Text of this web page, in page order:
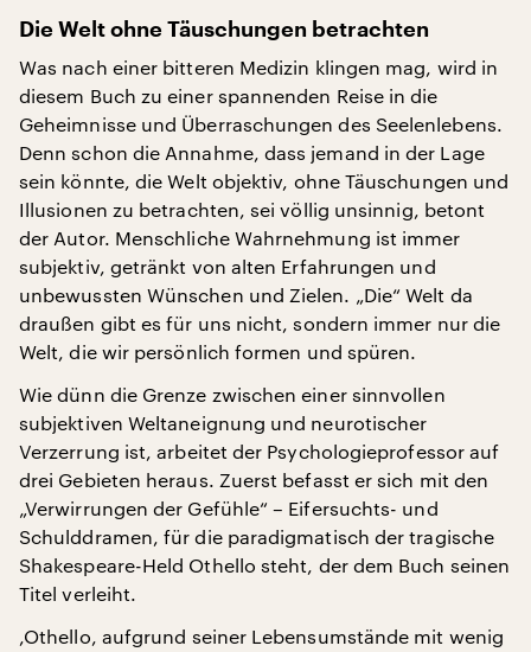
Die Welt ohne Täuschungen betrachten
Was nach einer bitteren Medizin klingen mag, wird in
diesem Buch zu einer spannenden Reise in die
Geheimnisse und Überraschungen des Seelenlebens.
Denn schon die Annahme, dass jemand in der Lage
sein könnte, die Welt objektiv, ohne Täuschungen und
Illusionen zu betrachten, sei völlig unsinnig, betont
der Autor. Menschliche Wahrnehmung ist immer
subjektiv, getränkt von alten Erfahrungen und
unbewussten Wünschen und Zielen. „Die“ Welt da
draußen gibt es für uns nicht, sondern immer nur die
Welt, die wir persönlich formen und spüren.
Wie dünn die Grenze zwischen einer sinnvollen
subjektiven Weltaneignung und neurotischer
Verzerrung ist, arbeitet der Psychologieprofessor auf
drei Gebieten heraus. Zuerst befasst er sich mit den
„Verwirrungen der Gefühle“ – Eifersuchts- und
Schulddramen, für die paradigmatisch der tragische
Shakespeare-Held Othello steht, der dem Buch seinen
Titel verleiht.
,Othello, aufgrund seiner Lebensumstände mit wenig